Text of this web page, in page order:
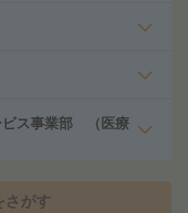
ビス事業部 （医療
さがす